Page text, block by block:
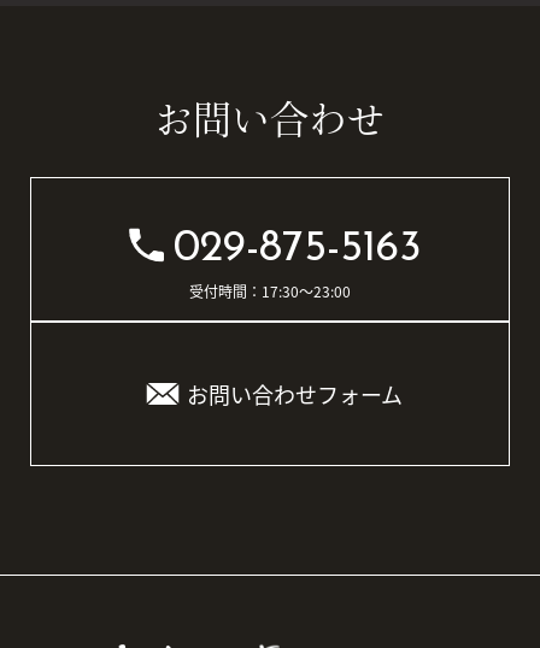
お問い合わせ
029-875-5163
受付時間：17:30〜23:00
お問い合わせフォーム